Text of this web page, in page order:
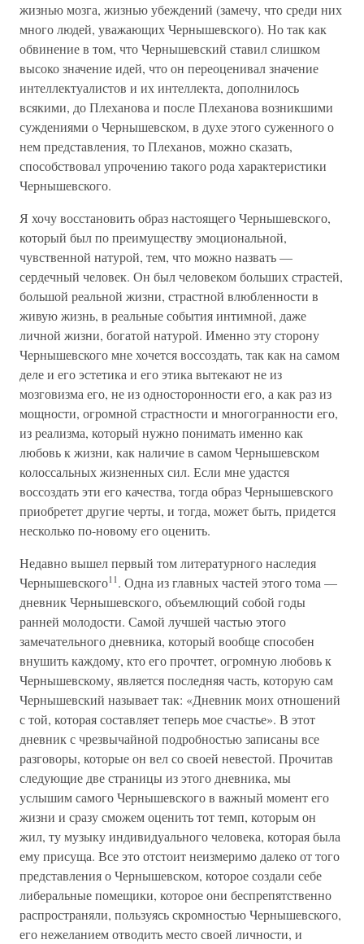
жизнью мозга, жизнью убеждений (замечу, что среди них
много людей, уважающих Чернышевского). Но так как
обвинение в том, что Чернышевский ставил слишком
высоко значение идей, что он переоценивал значение
интеллектуалистов и их интеллекта, дополнилось
всякими, до Плеханова и после Плеханова возникшими
суждениями о Чернышевском, в духе этого суженного о
нем представления, то Плеханов, можно сказать,
способствовал упрочению такого рода характеристики
Чернышевского.
Я хочу восстановить образ настоящего Чернышевского,
который был по преимуществу эмоциональной,
чувственной натурой, тем, что можно назвать —
сердечный человек. Он был человеком больших страстей,
большой реальной жизни, страстной влюбленности в
живую жизнь, в реальные события интимной, даже
личной жизни, богатой натурой. Именно эту сторону
Чернышевского мне хочется воссоздать, так как на самом
деле и его эстетика и его этика вытекают не из
мозговизма его, не из односторонности его, а как раз из
мощности, огромной страстности и многогранности его,
из реализма, который нужно понимать именно как
любовь к жизни, как наличие в самом Чернышевском
колоссальных жизненных сил. Если мне удастся
воссоздать эти его качества, тогда образ Чернышевского
приобретет другие черты, и тогда, может быть, придется
несколько по-новому его оценить.
Недавно вышел первый том литературного наследия
Чернышевского11. Одна из главных частей этого тома —
дневник Чернышевского, объемлющий собой годы
ранней молодости. Самой лучшей частью этого
замечательного дневника, который вообще способен
внушить каждому, кто его прочтет, огромную любовь к
Чернышевскому, является последняя часть, которую сам
Чернышевский называет так: «Дневник моих отношений
с той, которая составляет теперь мое счастье». В этот
дневник с чрезвычайной подробностью записаны все
разговоры, которые он вел со своей невестой. Прочитав
следующие две страницы из этого дневника, мы
услышим самого Чернышевского в важный момент его
жизни и сразу сможем оценить тот темп, которым он
жил, ту музыку индивидуального человека, которая была
ему присуща. Все это отстоит неизмеримо далеко от того
представления о Чернышевском, которое создали себе
либеральные помещики, которое они беспрепятственно
распространяли, пользуясь скромностью Чернышевского,
его нежеланием отводить место своей личности, и